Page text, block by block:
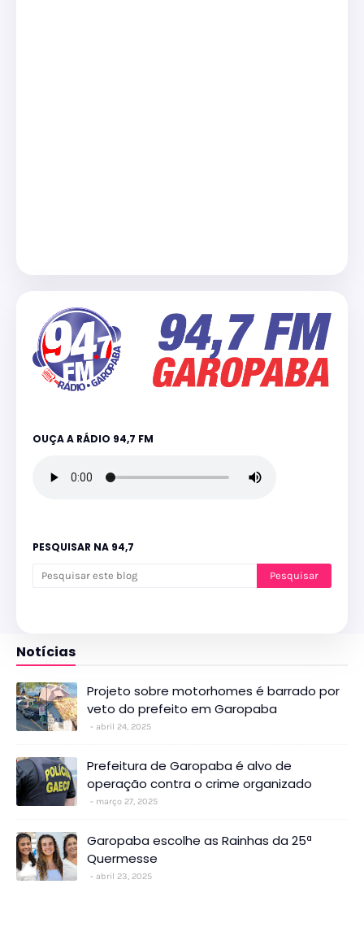
OUÇA A RÁDIO 94,7 FM
PESQUISAR NA 94,7
Notícias
Projeto sobre motorhomes é barrado por
veto do prefeito em Garopaba
abril 24, 2025
Prefeitura de Garopaba é alvo de
operação contra o crime organizado
março 27, 2025
Garopaba escolhe as Rainhas da 25ª
Quermesse
abril 23, 2025